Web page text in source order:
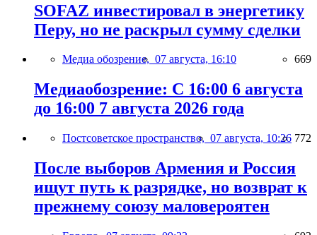
SOFAZ инвестировал в энергетику
Перу, но не раскрыл сумму сделки
Медиа обозрение, 07 августа, 16:10 669
Медиаобозрение: С 16:00 6 августа
до 16:00 7 августа 2026 года
Постсоветское пространство, 07 августа, 10:26 772
После выборов Армения и Россия
ищут путь к разрядке, но возврат к
прежнему союзу маловероятен